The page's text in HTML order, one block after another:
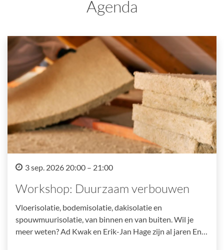
Agenda
3 sep. 2026 20:00 – 21:00
Workshop: Duurzaam verbouwen
Vloerisolatie, bodemisolatie, dakisolatie en
spouwmuurisolatie, van binnen en van buiten. Wil je
meer weten? Ad Kwak en Erik-Jan Hage zijn al jaren En…